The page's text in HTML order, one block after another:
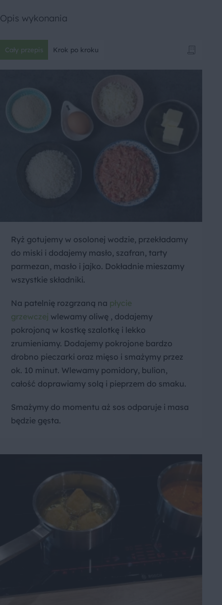
Opis wykonania
Cały przepis Krok po kroku
Ryż gotujemy w osolonej wodzie, przekładamy
do miski i dodajemy masło, szafran, tarty
parmezan, masło i jajko. Dokładnie mieszamy
wszystkie składniki.
Na patelnię rozgrzaną na płycie
grzewczej wlewamy oliwę , dodajemy
pokrojoną w kostkę szalotkę i lekko
zrumieniamy. Dodajemy pokrojone bardzo
drobno pieczarki oraz mięso i smażymy przez
ok. 10 minut. Wlewamy pomidory, bulion,
całość doprawiamy solą i pieprzem do smaku.
Smażymy do momentu aż sos odparuje i masa
będzie gęsta.